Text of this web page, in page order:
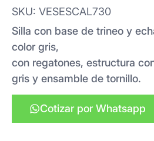
SKU: VESESCAL730
Silla con base de trineo y
color gris,
con regatones, estructura
gris y ensamble de tornillo.
Cotizar por Whatsapp